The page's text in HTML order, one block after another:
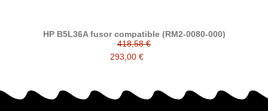
HP B5L36A fusor compatible (RM2-0080-000)
418,58 €
293,00 €